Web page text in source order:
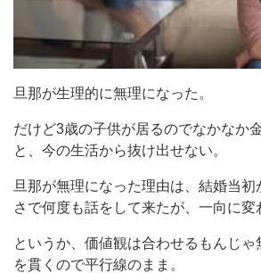
旦那が生理的に無理になった。
だけど3歳の子供が居るのでなかなか
と、今の生活から抜け出せない。
旦那が無理になった理由は、結婚当
さで何度も話をして来たが、一向に変
というか、価値観は合わせるもんじ
を貫くので平行線のまま。